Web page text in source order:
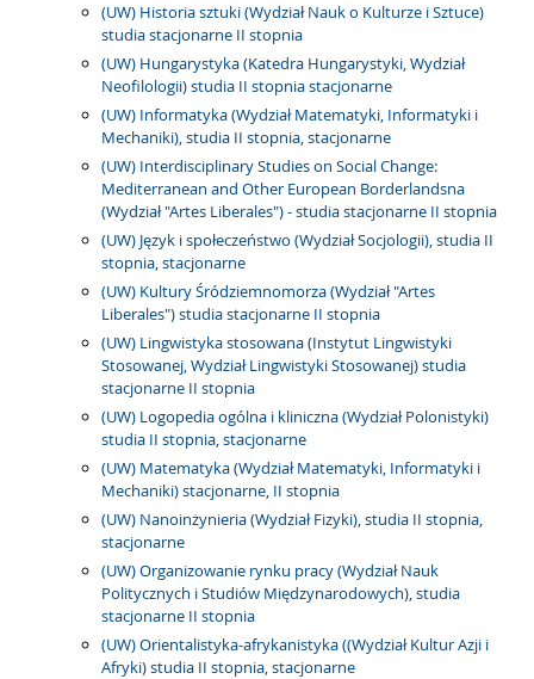
(UW) Historia sztuki (Wydział Nauk o Kulturze i Sztuce)
studia stacjonarne II stopnia
(UW) Hungarystyka (Katedra Hungarystyki, Wydział
Neofilologii) studia II stopnia stacjonarne
(UW) Informatyka (Wydział Matematyki, Informatyki i
Mechaniki), studia II stopnia, stacjonarne
(UW) Interdisciplinary Studies on Social Change:
Mediterranean and Other European Borderlandsna
(Wydział "Artes Liberales") - studia stacjonarne II stopnia
(UW) Język i społeczeństwo (Wydział Socjologii), studia II
stopnia, stacjonarne
(UW) Kultury Śródziemnomorza (Wydział "Artes
Liberales") studia stacjonarne II stopnia
(UW) Lingwistyka stosowana (Instytut Lingwistyki
Stosowanej, Wydział Lingwistyki Stosowanej) studia
stacjonarne II stopnia
(UW) Logopedia ogólna i kliniczna (Wydział Polonistyki)
studia II stopnia, stacjonarne
(UW) Matematyka (Wydział Matematyki, Informatyki i
Mechaniki) stacjonarne, II stopnia
(UW) Nanoinżynieria (Wydział Fizyki), studia II stopnia,
stacjonarne
(UW) Organizowanie rynku pracy (Wydział Nauk
Politycznych i Studiów Międzynarodowych), studia
stacjonarne II stopnia
(UW) Orientalistyka-afrykanistyka ((Wydział Kultur Azji i
Afryki) studia II stopnia, stacjonarne